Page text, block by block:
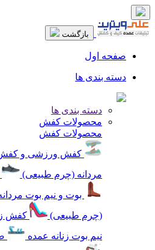
بازگشت
صفحه اول
دسته بندی ها
دسته بندی ها
محصولات کفش
محصولات کفش
کفش ورزشی و کفش
مردانه (چرم طبیعی)
بوت و نیم بوت
(چرم طبیعی)
کفش
نیم بوت زنانه عمده